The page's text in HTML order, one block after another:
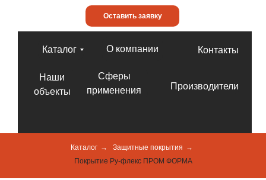
Оставить заявку
Производители
Контакты
Сферы
применения
О компании
Каталог
Наши
объекты
Каталог → Защитные покрытия →
Покрытие Ру-флекс ПРОМ ФОРМА